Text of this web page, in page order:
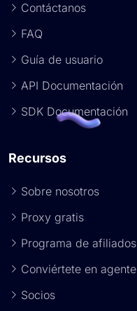
Contáctanos
FAQ
Guía de usuario
API Documentación
SDK Documentación
Recursos
Sobre nosotros
Proxy gratis
Programa de afiliados
Conviértete en agente
Socios